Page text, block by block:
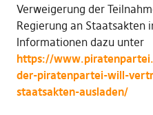
Verweigerung der
Regierung an Staatsakten
Informationen dazu unter
https://
der-piratenpartei-will-
staatsakten-ausladen/